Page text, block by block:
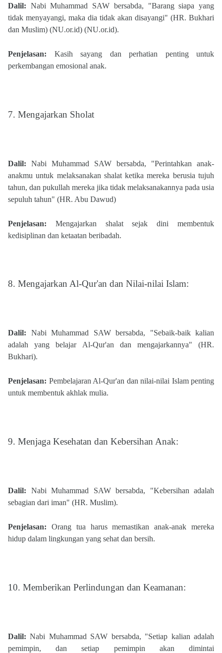
Dalil: Nabi Muhammad SAW bersabda, "Barang siapa yang
tidak menyayangi, maka dia tidak akan disayangi" (HR. Bukhari
dan Muslim)​ (NU.or.id)​​ (NU.or.id)​.
Penjelasan: Kasih sayang dan perhatian penting untuk
perkembangan emosional anak.
7. Mengajarkan Sholat
Dalil: Nabi Muhammad SAW bersabda, "Perintahkan anak-
anakmu untuk melaksanakan shalat ketika mereka berusia tujuh
tahun, dan pukullah mereka jika tidak melaksanakannya pada usia
sepuluh tahun" (HR. Abu Dawud)​
Penjelasan: Mengajarkan shalat sejak dini membentuk
kedisiplinan dan ketaatan beribadah.
8. Mengajarkan Al-Qur'an dan Nilai-nilai Islam:
Dalil: Nabi Muhammad SAW bersabda, "Sebaik-baik kalian
adalah yang belajar Al-Qur'an dan mengajarkannya" (HR.
Bukhari)​.
Penjelasan: Pembelajaran Al-Qur'an dan nilai-nilai Islam penting
untuk membentuk akhlak mulia.
9. Menjaga Kesehatan dan Kebersihan Anak:
Dalil: Nabi Muhammad SAW bersabda, "Kebersihan adalah
sebagian dari iman" (HR. Muslim).
Penjelasan: Orang tua harus memastikan anak-anak mereka
hidup dalam lingkungan yang sehat dan bersih.
10. Memberikan Perlindungan dan Keamanan:
Dalil: Nabi Muhammad SAW bersabda, "Setiap kalian adalah
pemimpin, dan setiap pemimpin akan dimintai